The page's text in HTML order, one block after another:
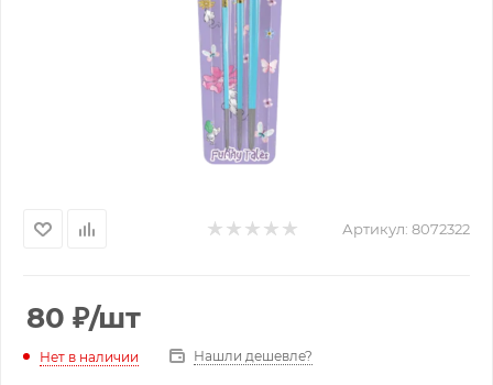
Артикул: 8072322
80 ₽/шт
Нет в наличии Нашли дешевле?